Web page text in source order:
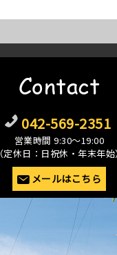
Contact
042-569-2351
営業時間 9:30〜19:00
（定休日：日祝休・年末年始）
メールはこちら